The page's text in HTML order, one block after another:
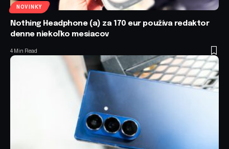
NOVINKY
Nothing Headphone (a) za 170 eur používa redaktor
denne niekoľko mesiacov
4 Min Read